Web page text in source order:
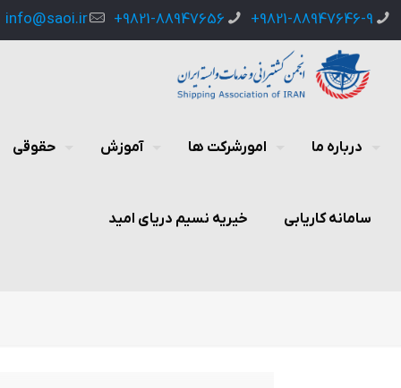
9821-88947646-9+
9821-88947656+
info@saoi.ir
درباره ما امورشرکت ها آموزش حقوقی
سامانه کاریابی خیریه نسیم دریای امید